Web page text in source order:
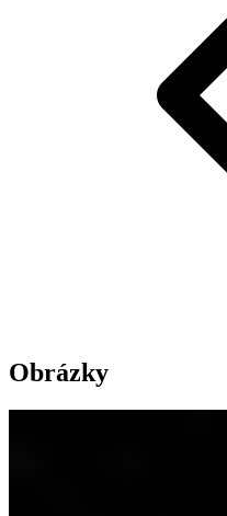
Obrázky